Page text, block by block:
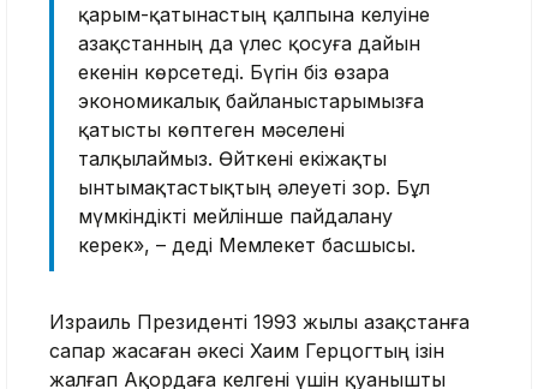
қарым-қатынастың қалпына келуіне
Қазақстанның да үлес қосуға дайын
екенін көрсетеді. Бүгін біз өзара
экономикалық байланыстарымызға
қатысты көптеген мәселені
талқылаймыз. Өйткені екіжақты
ынтымақтастықтың әлеуеті зор. Бұл
мүмкіндікті мейлінше пайдалану
керек», – деді Мемлекет басшысы.
Израиль Президенті 1993 жылы Қазақстанға
сапар жасаған әкесі Хаим Герцогтың ізін
жалғап Ақордаға келгені үшін қуанышты